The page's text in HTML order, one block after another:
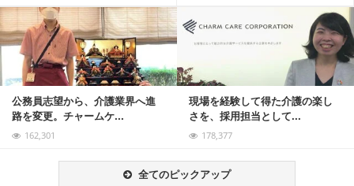
公務員志望から、介護業界へ進
路を変更。チャームケ...
162,301
現場を経験して得た介護の楽し
さを、採用担当として...
178,377
記事を読む
全てのピックアップ